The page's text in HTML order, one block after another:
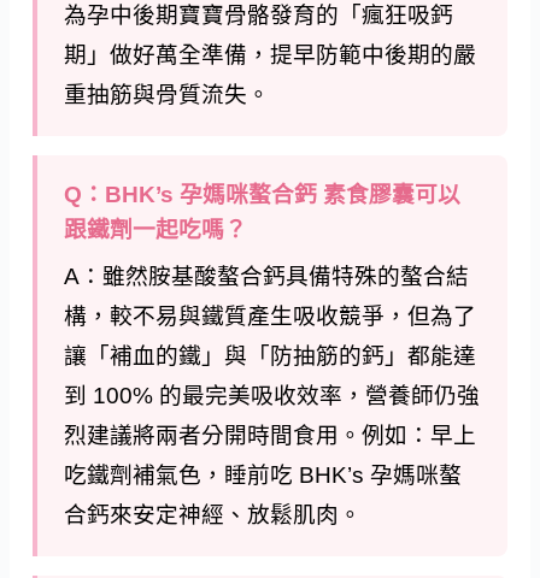
為孕中後期寶寶骨骼發育的「瘋狂吸鈣
期」做好萬全準備，提早防範中後期的嚴
重抽筋與骨質流失。
Q：BHK’s 孕媽咪螯合鈣 素食膠囊可以
跟鐵劑一起吃嗎？
A：雖然胺基酸螯合鈣具備特殊的螯合結
構，較不易與鐵質產生吸收競爭，但為了
讓「補血的鐵」與「防抽筋的鈣」都能達
到 100% 的最完美吸收效率，營養師仍強
烈建議將兩者分開時間食用。例如：早上
吃鐵劑補氣色，睡前吃 BHK’s 孕媽咪螯
合鈣來安定神經、放鬆肌肉。